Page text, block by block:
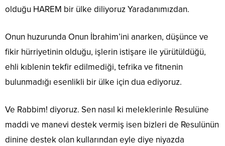
olduğu HAREM bir ülke diliyoruz Yaradanımızdan.
Onun huzurunda Onun İbrahim’ini anarken, düşünce ve
fikir hürriyetinin olduğu, işlerin istişare ile yürütüldüğü,
ehli kıblenin tekfir edilmediği, tefrika ve fitnenin
bulunmadığı esenlikli bir ülke için dua ediyoruz.
Ve Rabbim! diyoruz. Sen nasıl ki meleklerinle Resulüne
maddi ve manevi destek vermiş isen bizleri de Resulünün
dinine destek olan kullarından eyle diye niyazda